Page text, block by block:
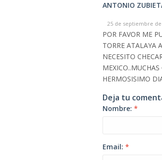
ANTONIO
25 de septiembre de
POR FAVOR ME
TORRE ATALAYA
NECESITO
HERMOSISIMO
Deja tu
Nombre: *
Email: *